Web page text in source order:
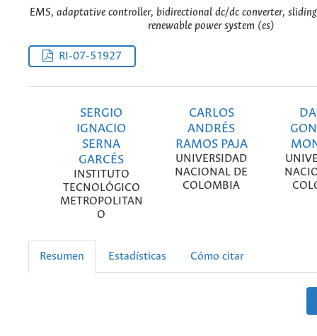
EMS, adaptative controller, bidirectional dc/dc converter,
renewable power system (es)
RI-07-51927
SERGIO
IGNACIO
SERNA
GARCÉS
INSTITUTO
TECNOLÓGICO
METROPOLITAN
O
CARLOS
ANDRÉS
RAMOS PAJA
UNIVERSIDAD
NACIONAL DE
COLOMBIA
Resumen Estadísticas Cómo citar